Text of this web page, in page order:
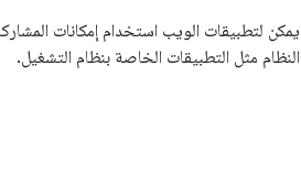
يمكن لتطبيقات الويب استخدام إمكانات
النظام مثل التطبيقات الخاصة بنظام التشغيل.